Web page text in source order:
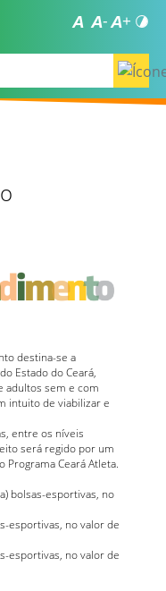
destina-se a
Estado do Ceará,
adultos sem e com
intuito de viabilizar e
entre os níveis
será regido por um
Ceará Atleta.
bolsas-esportivas, no
esportivas, no valor de
esportivas, no valor de